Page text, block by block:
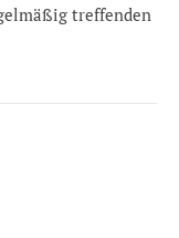
treffenden